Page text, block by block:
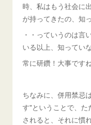
時、私はもう社会に
が持ってきたの、知
・・っていうのは言
いる以上、知ってい
常に研鑽！大事です
ちなみに、併用禁忌
す"ということで、た
されると、それに慣